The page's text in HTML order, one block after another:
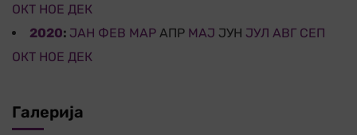
ОКТ НОЕ ДЕК
2020: ЈАН ФЕВ МАР АПР МАЈ ЈУН ЈУЛ АВГ СЕП
ОКТ НОЕ ДЕК
Галерија